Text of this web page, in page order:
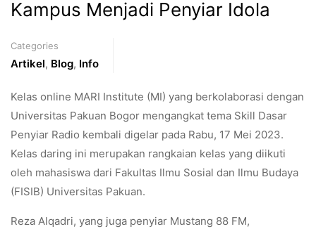
Kampus Menjadi Penyiar Idola
Categories
Artikel, Blog, Info
Kelas online MARI Institute (MI) yang berkolaborasi dengan
Universitas Pakuan Bogor mengangkat tema Skill Dasar
Penyiar Radio kembali digelar pada Rabu, 17 Mei 2023.
Kelas daring ini merupakan rangkaian kelas yang diikuti
oleh mahasiswa dari Fakultas Ilmu Sosial dan Ilmu Budaya
(FISIB) Universitas Pakuan.
Reza Alqadri, yang juga penyiar Mustang 88 FM,